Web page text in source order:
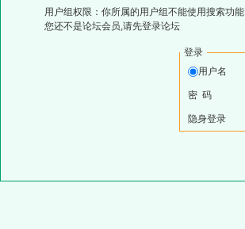
用户组权限：你所属的用户组不能使用搜索功能
您还不是论坛会员,请先登录论坛
登录
用户名
密 码
隐身登录